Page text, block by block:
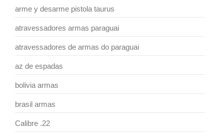
arme y desarme pistola taurus
atravessadores armas paraguai
atravessadores de armas do paraguai
az de espadas
bolivia armas
brasil armas
Calibre .22